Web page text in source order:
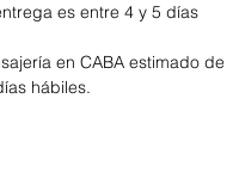
es entre 4 y 5 días
en CABA estimado de
hábiles.